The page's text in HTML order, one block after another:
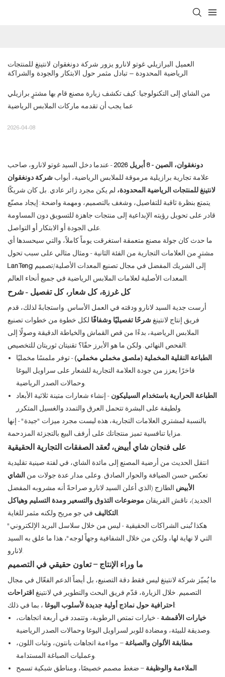
العميل البرازيلي غوتو لانارو يزور شركة دونغقوان لانتينغ للمنتجات
الرياضية المحدودة – تبادل مثمر حول الابتكار والجودة والشراكة
من الشاي إلى التكنولوجيا: كيف تكشف زيارة مصنع قام بها مشترٍ برازيلي
عما يجب أن تقدمه ماركات الملابس الرياضية
2026-04-08
دونغقوان، الصين - 8 أبريل 2026
- عندما دخل السيد غوتو لانارو، صاحب
علامة تجارية برازيلية مرموقة للملابس الرياضية، أبواب شركة دونغقوان
لانتينغ للمنتجات الرياضية المحدودة، لم يكن مجرد زائر عادي. بل كان شريكًا
يتمتع بنظرة ثاقبة للتفاصيل، وشغف بالتصميم، ومهمة واضحة: إيجاد مصنّع
قادر على تحويل رؤيته الإبداعية إلى منتجات جاهزة للتسويق دون المساومة
على الجودة أو الابتكار أو التواصل.
ما حدث كان جولة مصنع متعمقة استغرقت يوماً كاملاً، والتي سيحسدها أي
مشترٍ من العلامات التجارية من الفئة الثانية - ومثال مثالي على سبب تحول
LanTeng
المعدات الأصلية لعلامات الملابس الرياضية في جميع أنحاء العالم.
كل غرزة، كل شعار، كل تفصيل - شرح
أرست جدية السيد لانارو ودقته في العمل الأساس. واستجابةً لذلك، قدم
فريق إنتاج لانتينغشرحًا تفصيليًا وشفافًا لكل خطوة من خطوات تصنيع
الملابس الرياضية، بدءًا من قص القماش والخياطة الدقيقة وصولًا إلى
الفحص النهائي. ولكن ما هو الأبرز حقًا؟ تقنيتان ثوريتان للتخصيص:
الطباعة النقلية المخملية (ملصق مخملي مخملي)- توفر ملمسًا مخمليًا
فاخرًا يعزز من جودة العلامة التجارية للشعار على سراويل اليوغا
وحمالات الصدر الرياضية.
الطباعة الحرارية باستخدام السيليكون - إنشاء شعارات متينة ثلاثية الأبعاد
ولطيفة على البشرة تتحمل العرق والتمدد والغسيل المتكرر.
بالنسبة لمشتري العلامات التجارية، هذه ليست مجرد ميزات "جيدة" - إنها
مزايا تنافسية تميز منتجاتك على أرفف البيع بالتجزئة المزدحمة.
على فنجان شاي أبيض، تُعقد الصفقات التجارية الحقيقية
انتقل الحديث من أرضية المصنع إلى مائدة الشاي، في لفتة صينية تقليدية
تعكس حسن الضيافة والحوار الصادق. وعلى مدار عدة جولات من الشاي
الأبيض الطازج (الذي أعلن السيد لانارو صراحةً أنه مشروبه المفضل
الجديد)، ناقش الفريقان موضوعات التذوق والتسعير ومدة التسليم وهياكل
التكاليففي جو مريح ولكنه مثمر للغاية.
"هكذا تُبنى الشراكات الحقيقية - ليس من خلال سلاسل البريد الإلكتروني
التي لا نهاية لها، ولكن من خلال الشفافية وجهاً لوجه"، هذا ما علق به السيد
لانارو.
ما وراء الإنتاج – تعاون حقيقي في التصميم
ما يُميّز شركة لانتينغ ليس فقط دقة التصنيع، بل أيضاً الدعم الفعّال في مجال
التصميم. خلال الزيارة، قدّم فريق البحث والتطوير في لانتينغاقتراحات
احترافية حول نماذج أولية جديدة لأسلوب اليوغا، بما في ذلك:
خيارات الأقمشة - خيارات تمتص الرطوبة، وتتمدد في أربعة اتجاهات،
وصديقة للبيئة، ومضادة للوبر لسراويل اليوغا وحمالات الصدر الرياضية.
مطابقة الألوان والصباغة – مواءمة اتجاهات بانتون، وثبات اللون،
وعمليات الصباغة المستدامة.
الملاءمة والوظيفة – ضغط مصمم خصيصًا، ومناطق شبكية تسمح